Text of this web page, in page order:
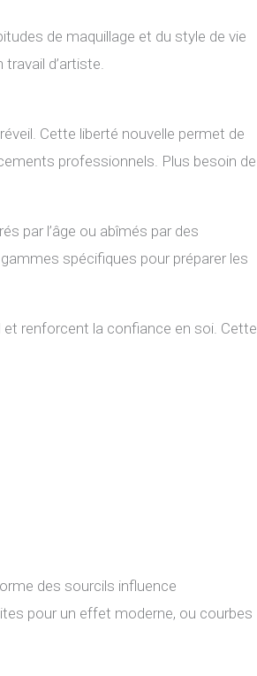
de maquillage et du style de vie
d’artiste.
Cette liberté nouvelle permet de
professionnels. Plus besoin de
par l’âge ou abîmés par des
spécifiques pour préparer les
et renforcent la confiance en soi. Cette
des sourcils influence
pour un effet moderne, ou courbes